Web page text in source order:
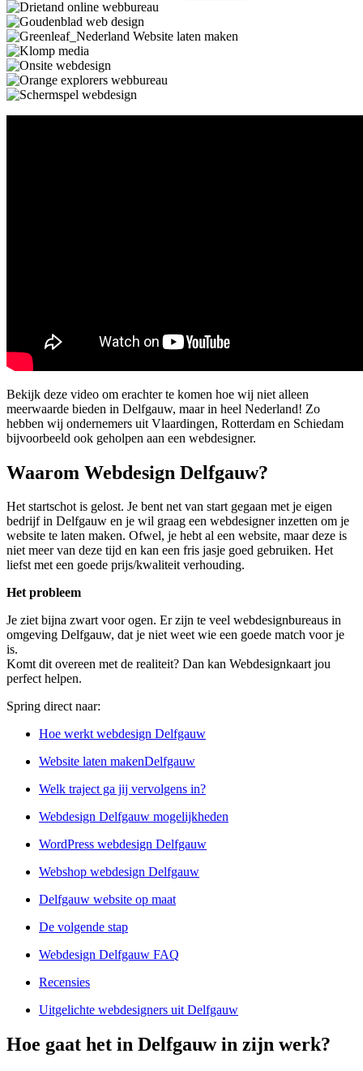
Bekijk deze video om erachter te komen hoe wij niet alleen
meerwaarde bieden in Delfgauw, maar in heel Nederland! Zo
hebben wij ondernemers uit Vlaardingen, Rotterdam en Schiedam
bijvoorbeeld ook geholpen aan een webdesigner.
Waarom Webdesign Delfgauw?
Het startschot is gelost. Je bent net van start gegaan met je eigen
bedrijf in Delfgauw en je wil graag een webdesigner inzetten om je
website te laten maken. Ofwel, je hebt al een website, maar deze is
niet meer van deze tijd en kan een fris jasje goed gebruiken. Het
liefst met een goede prijs/kwaliteit verhouding.
Het probleem
Je ziet bijna zwart voor ogen. Er zijn te veel webdesignbureaus in
omgeving Delfgauw, dat je niet weet wie een goede match voor je
is.
Komt dit overeen met de realiteit? Dan kan Webdesignkaart jou
perfect helpen.
Spring direct naar:
Hoe werkt webdesign Delfgauw
Website laten makenDelfgauw
Welk traject ga jij vervolgens in?
Webdesign Delfgauw mogelijkheden
WordPress webdesign Delfgauw
Webshop webdesign Delfgauw
Delfgauw website op maat
De volgende stap
Webdesign Delfgauw FAQ
Recensies
Uitgelichte webdesigners uit Delfgauw
Hoe gaat het in Delfgauw in zijn werk?